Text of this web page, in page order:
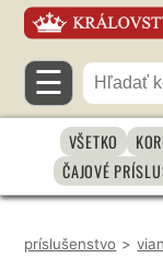
☰
VŠETKO
ČAJOVÉ
príslušenstvo >